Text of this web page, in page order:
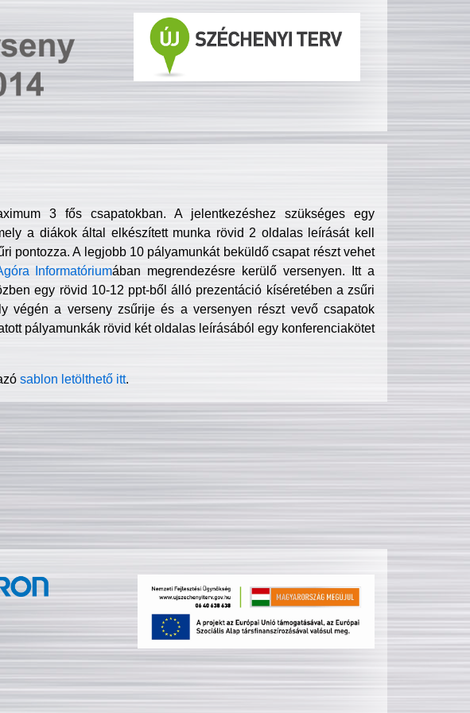
3 fős csapatokban. A jelentkezéshez szükséges egy
a diákok által elkészített munka rövid 2 oldalas leírását kell
pontozza. A legjobb 10 pályamunkát beküldő csapat részt vehet
Informatóriumában megrendezésre kerülő versenyen. Itt a
egy rövid 10-12 ppt-ből álló prezentáció kíséretében a zsűri
végén a verseny zsűrije és a versenyen részt vevő csapatok
pályamunkák rövid két oldalas leírásából egy konferenciakötet
sablon letölthető itt.